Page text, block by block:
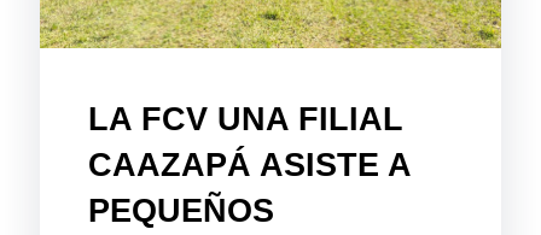
LA FCV UNA FILIAL
CAAZAPÁ ASISTE A
PEQUEÑOS